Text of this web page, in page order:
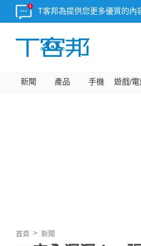
T客邦為提供您更多優質的內
新聞 產品 手機 遊戲/電
首頁 新聞